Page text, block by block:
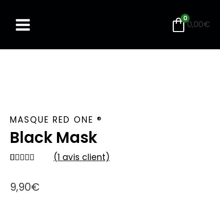
contenu
0
0,00€
MASQUE RED ONE ®
Black Mask
surnotation
client
(1 avis client)
9,90€